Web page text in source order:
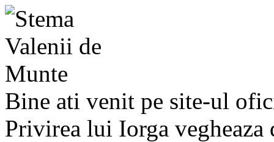
Bine ati venit pe site-ul
Privirea lui Iorga